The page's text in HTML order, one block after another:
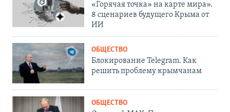
«Горячая точка» на карте мира».
8 сценариев будущего Крыма от
ИИ
ОБЩЕСТВО
Блокирование Telegram. Как
решить проблему крымчанам
ОБЩЕСТВО